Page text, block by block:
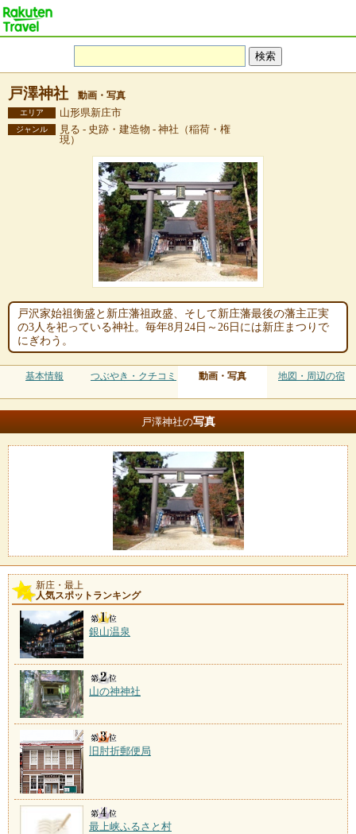
戸澤神社 動画・写真
エリア 山形県新庄市
ジャンル
見る - 史跡・建造物 - 神社（稲荷・権
現）
戸沢家始祖衡盛と新庄藩祖政盛、そして新庄藩最後の藩主正実
の3人を祀っている神社。毎年8月24日～26日には新庄まつりで
にぎわう。
基本情報 つぶやき・クチコミ 動画・写真 地図・周辺の宿
戸澤神社の写真
新庄・最上
人気スポットランキング
銀山温泉
山の神神社
旧肘折郵便局
最上峡ふるさと村